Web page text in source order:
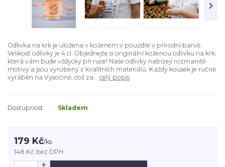
Odlivka na krk je uložena v koženém v pouzdře v přírodní barvě.
Velikost odlivky je 4 cl. Objednejte si originální koženou odlivku na krk,
která vám bude vždycky při ruce! Naše odlivky nabízejí rozmanité
motivy a jsou vyrobeny z kvalitních materiálů. Každý kousek je ručně
vyráběn na Vysočině, což za... celý popis
Dostupnost Skladem
179 Kč/ks
148 Kč bez DPH